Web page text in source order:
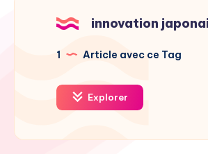
innovation
1 Article avec ce Tag
Explorer